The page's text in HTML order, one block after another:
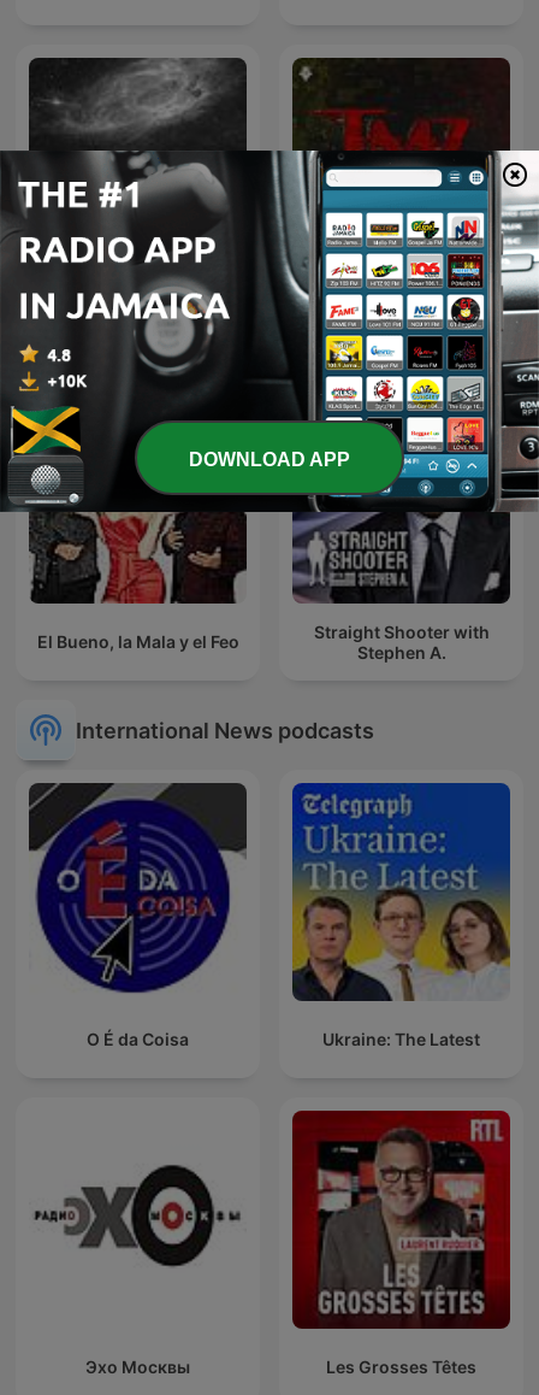
QQ🍜 TMZ Live
El Bueno, la Mala y el Feo
Straight Shooter with
Stephen A.
International News podcasts
O É da Coisa Ukraine: The Latest
Эхо Москвы Les Grosses Têtes
DOWNLOAD APP